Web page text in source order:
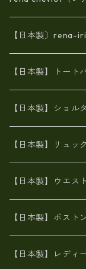
【日本製〕rena-
エナメル（パテン
牛革製品トート・
牛革製品リュック
【日本製】トート
火山灰染めバッグ
8号帆布
豊岡製
ヌメ革バッグ
Ａ3サイズ
オイルレザー
エナメル
がま口
リネン
【日本製】ショル
漂流ロープバッグ
6号蝋引き帆布
火山灰染めバッグ
8号帆布
財布ポシェット
牛革
オイルレザー
【日本製】リュック
帆布
豊岡
豊岡製
牛革
日本製
【日本製】ウエス
帆布
【日本製】ボスト
【日本製】レディ